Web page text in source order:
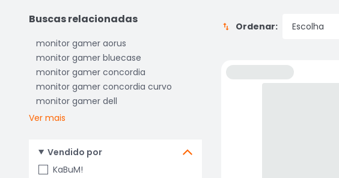
Buscas relacionadas
monitor gamer aorus
monitor gamer bluecase
monitor gamer concordia
monitor gamer concordia curvo
monitor gamer dell
Ver mais
Vendido por
KaBuM!
Ordenar: